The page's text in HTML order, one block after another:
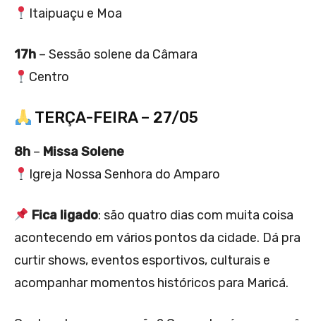
Itaipuaçu e Moa
17h – Sessão solene da Câmara
Centro
TERÇA-FEIRA – 27/05
8h – Missa Solene
Igreja Nossa Senhora do Amparo
Fica ligado: são quatro dias com muita coisa
acontecendo em vários pontos da cidade. Dá pra
curtir shows, eventos esportivos, culturais e
acompanhar momentos históricos para Maricá.